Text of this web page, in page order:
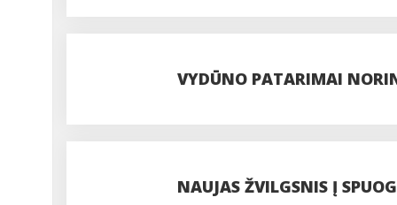
VYDŪNO PATARIMAI
NAUJAS ŽVILGSNIS Į